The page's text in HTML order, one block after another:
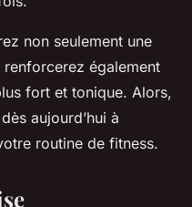
non seulement une
également
fort et tonique. Alors,
aujourd’hui à
routine de fitness.